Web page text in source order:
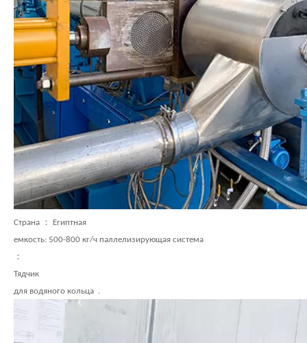
Страна ： Египтная
емкость: 500-800 кг/ч паллелизирующая система
：
Тядчик
для водяного кольца .